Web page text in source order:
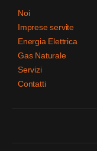
Noi
Imprese servite
Energia Elettrica
Gas Naturale
Servizi
Contatti